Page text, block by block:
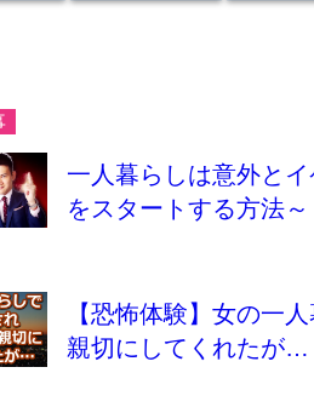
一人暮らしは意外と
をスタートする方法～
【恐怖体験】女の一
親切にしてくれたが…